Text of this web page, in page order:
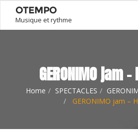
OTEMPO
Musique et rythme
GERONIMO jam
Home SPECTACLES
GERONIMO jam –